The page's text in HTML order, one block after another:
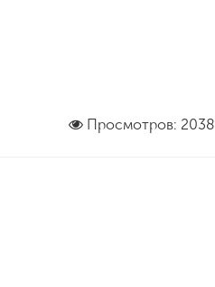
Просмотров: 2038